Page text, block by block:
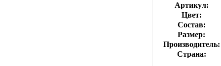
Артикул:
Цвет:
Состав:
Размер:
Производитель:
Страна: